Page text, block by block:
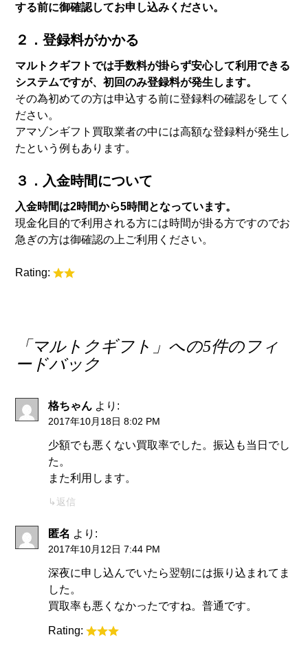
する前に御確認してお申し込みください。
２．登録料がかかる
マルトクギフトでは手数料が掛らず安心して利用できる
システムですが、初回のみ登録料が発生します。
その為初めての方は申込する前に登録料の確認をしてく
ださい。
アマゾンギフト買取業者の中には高額な登録料が発生し
たという例もあります。
３．入金時間について
入金時間は2時間から5時間となっています。
現金化目的で利用される方には時間が掛る方ですのでお
急ぎの方は御確認の上ご利用ください。
Rating:
「 マルトクギフト 」への5件のフィ
ードバック
格ちゃん より:
2017年10月18日 8:02 PM
少額でも悪くない買取率でした。振込も当日でし
た。
また利用します。
返信
匿名 より:
2017年10月12日 7:44 PM
深夜に申し込んでいたら翌朝には振り込まれてま
した。
買取率も悪くなかったですね。普通です。
Rating: